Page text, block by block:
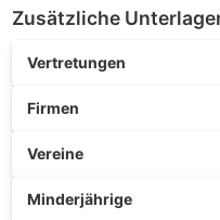
Zusätzliche
Vertretungen
Firmen
Vereine
Minderjährige